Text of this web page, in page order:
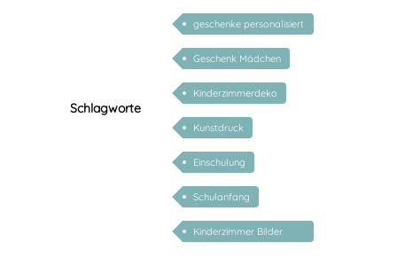
Schlagworte
geschenke personalisiert
kinder
Geschenk Mädchen
Kinderzimmerdeko
Kunstdruck
Einschulung
Schulanfang
Kinderzimmer Bilder